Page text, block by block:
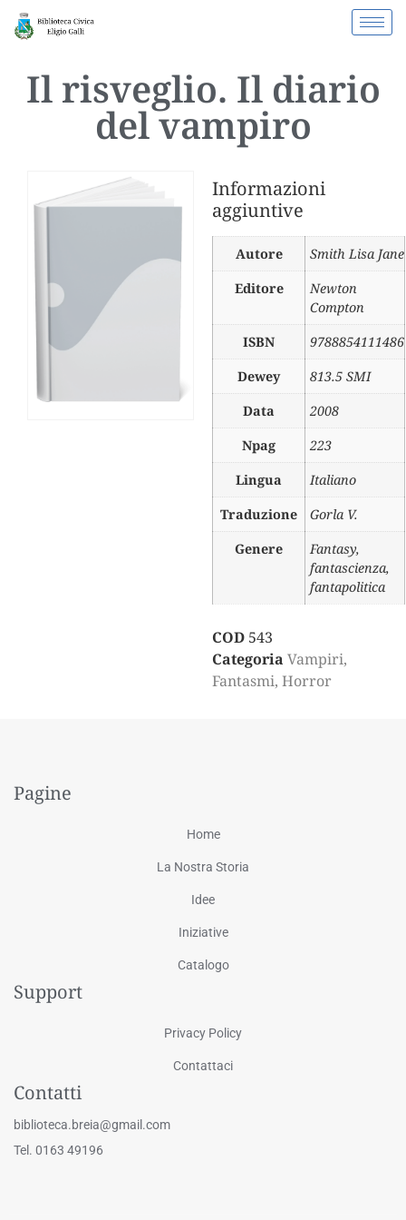
Il risveglio. Il diario
del vampiro
Informazioni
aggiuntive
Autore
Smith Lisa Jane
Editore
Newton
Compton
ISBN
9788854111486
Dewey
813.5 SMI
Data
2008
Npag
223
Lingua
Italiano
Traduzione
Gorla V.
Genere
Fantasy,
fantascienza,
fantapolitica
COD 543
Categoria Vampiri,
Fantasmi, Horror
Pagine
Home
La Nostra Storia
Idee
Iniziative
Catalogo
Support
Privacy Policy
Contattaci
Contatti
biblioteca.breia@gmail.com
Tel. 0163 49196